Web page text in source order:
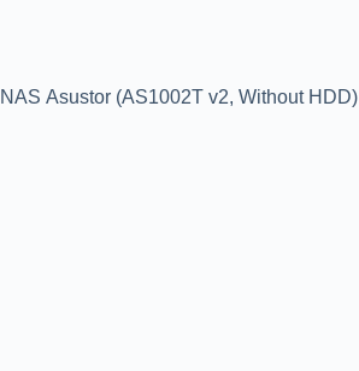
NAS Asustor (AS1002T v2, Without HDD)